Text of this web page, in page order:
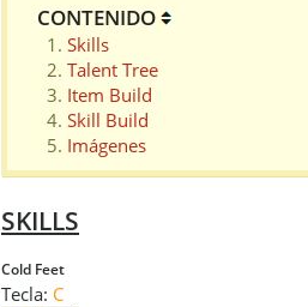
CONTENIDO
Skills
Talent Tree
Item Build
Skill Build
Imágenes
SKILLS
Cold Feet
Tecla: C